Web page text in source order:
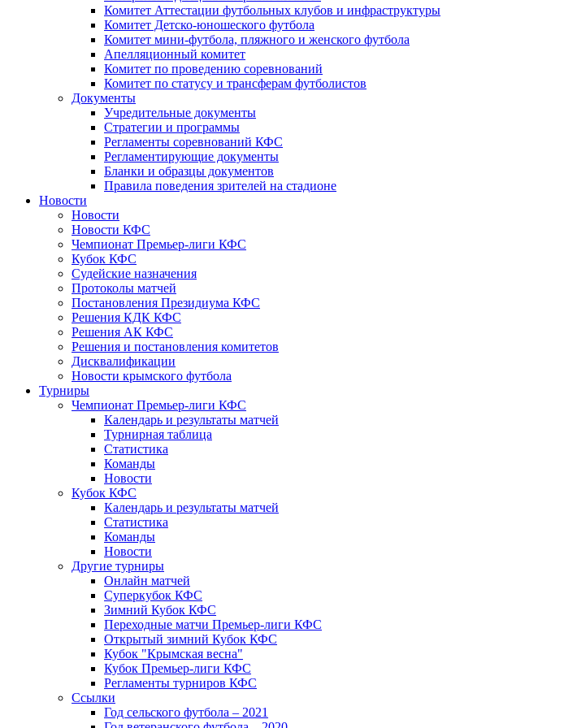
Комитет Аттестации футбольных клубов и инфраструктуры
Комитет Детско-юношеского футбола
Комитет мини-футбола, пляжного и женского футбола
Апелляционный комитет
Комитет по проведению соревнований
Комитет по статусу и трансферам футболистов
Документы
Учредительные документы
Стратегии и программы
Регламенты соревнований КФС
Регламентирующие документы
Бланки и образцы документов
Правила поведения зрителей на стадионе
Новости
Новости
Новости КФС
Чемпионат Премьер-лиги КФС
Кубок КФС
Судейские назначения
Протоколы матчей
Постановления Президиума КФС
Решения КДК КФС
Решения АК КФС
Решения и постановления комитетов
Дисквалификации
Новости крымского футбола
Турниры
Чемпионат Премьер-лиги КФС
Календарь и результаты матчей
Турнирная таблица
Статистика
Команды
Новости
Кубок КФС
Календарь и результаты матчей
Статистика
Команды
Новости
Другие турниры
Онлайн матчей
Суперкубок КФС
Зимний Кубок КФС
Переходные матчи Премьер-лиги КФС
Открытый зимний Кубок КФС
Кубок "Крымская весна"
Кубок Премьер-лиги КФС
Регламенты турниров КФС
Ссылки
Год сельского футбола – 2021